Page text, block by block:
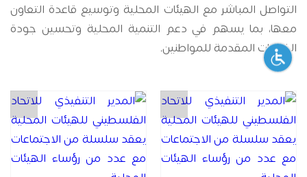
التواصل المباشر مع الهيئات المحلية وتوسيع قاعدة التعاون
معها، بما يسهم في دعم التنمية المحلية وتحسين جودة
الخدمات المقدمة للمواطنين.